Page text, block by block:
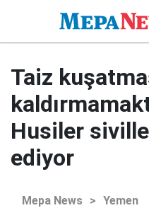
Taiz
Husiler
ediyor
Mepa News > Yemen